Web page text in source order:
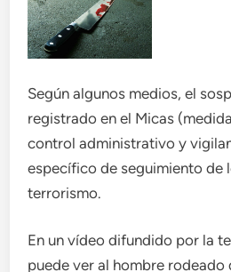
Según algunos medios, el
registrado en el Micas
control administrativo y
específico de seguimiento de
terrorismo.
En un vídeo difundido por la
puede ver al hombre rodeado